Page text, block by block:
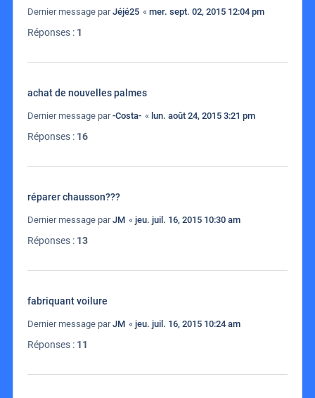
Dernier message parJéjé25 « mer. sept. 02, 2015 12:04 pm
Réponses : 1
achat de nouvelles palmes
Dernier message par-Costa- « lun. août 24, 2015 3:21 pm
Réponses : 16
réparer chausson???
Dernier message parJM « jeu. juil. 16, 2015 10:30 am
Réponses : 13
fabriquant voilure
Dernier message parJM « jeu. juil. 16, 2015 10:24 am
Réponses : 11